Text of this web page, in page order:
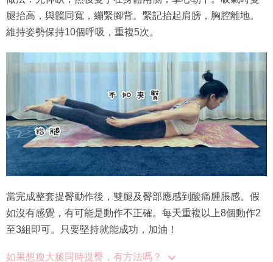
腿抬高，與髖同寬，繃緊腳背。緊記抬起肩膀，胸腔離地。
維持姿勢保持10個呼吸，重複5次。
當完成整套提臀動作後，雙腿及臀部應感到酸痛腫脹感。假
如沒有感覺，有可能是動作不正確。每天重複以上8個動作2
至3組即可。只要堅持就能成功，加油！
如果想瘦大腿同時提臀，有方法嗎？